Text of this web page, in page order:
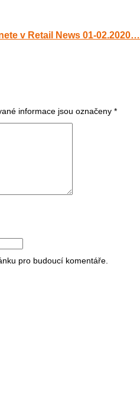
v Retail News 01-02.2020…
informace jsou označeny *
pro budoucí komentáře.